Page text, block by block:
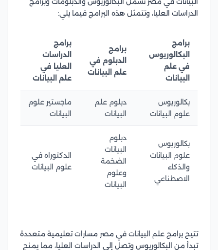
الدراسات العليا، وتتمثل هذه البرامج فيما يلي:
برامج
البكالوريوس
في علم
البيانات
برامج
الدبلوم في
علم البيانات
برامج
الدراسات
العليا في
علم البيانات
بكالوريوس
علوم البيانات
دبلوم علم
البيانات
ماجستير علوم
البيانات
بكالوريوس
علوم البيانات
والذكاء
الاصطناعي
دبلوم
البيانات
الضخمة
وعلوم
البيانات
الدكتوراه في
علوم البيانات
تتيح برامج علم البيانات في مصر مسارات تعليمية متعددة
تبدأ من البكالوريوس وتصل إلى الدراسات العليا، مما يمنح